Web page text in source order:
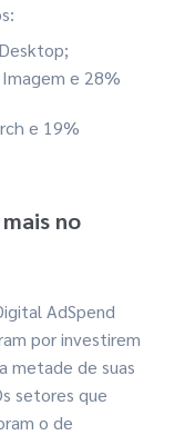
e 28%
e 19%
no
AdSpend
por investirem
metade de suas
setores que
o de